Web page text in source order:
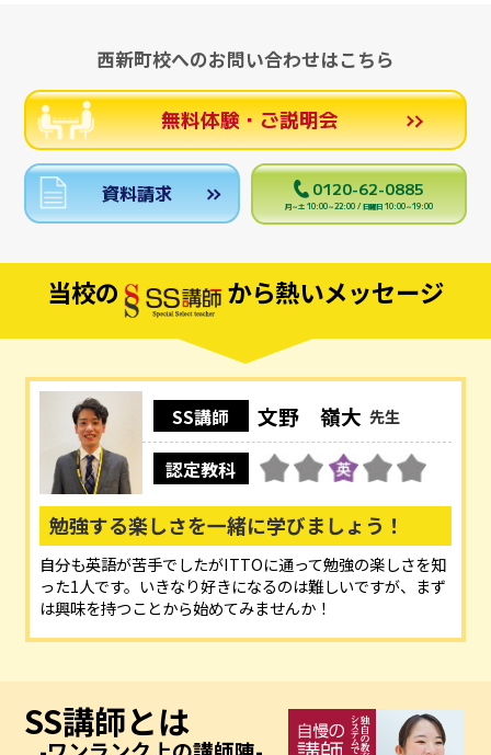
西新町校へのお問い合わせはこちら
無料体験・ご説明会
資料請求 0120-62-0885
月～土 10:00～22:00 / 日曜日 10:00～19:00
当校の から熱いメッセージ
SS講師 文野 嶺大 先生
認定教科
勉強する楽しさを一緒に学びましょう！
自分も英語が苦手でしたがITTOに通って勉強の楽しさを知
った1人です。いきなり好きになるのは難しいですが、まず
は興味を持つことから始めてみませんか！
SS講師とは